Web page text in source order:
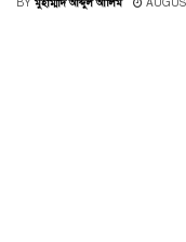
BY মুহাম্মাদ আব্দুল আলিম